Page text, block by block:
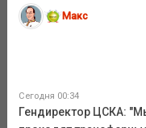
Макс
Сегодня 00:34
Гендиректор ЦСКА: